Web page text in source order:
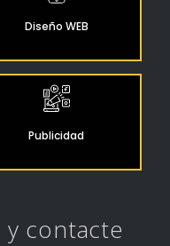
Diseño WEB
Publicidad
y contacte